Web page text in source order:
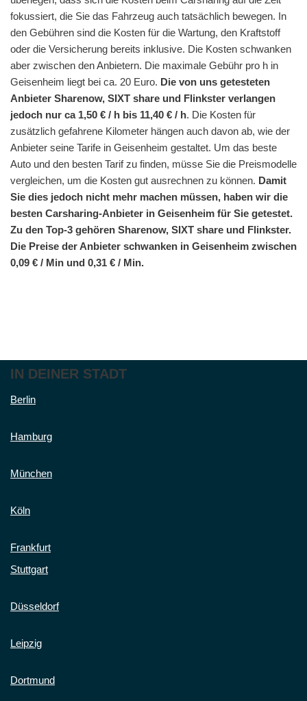
fokussiert, die Sie das Fahrzeug auch tatsächlich bewegen. In
den Gebühren sind die Kosten für die Wartung, den Kraftstoff
oder die Versicherung bereits inklusive. Die Kosten schwanken
aber zwischen den Anbietern. Die maximale Gebühr pro h in
Geisenheim liegt bei ca. 20 Euro. Die von uns getesteten
Anbieter Sharenow, SIXT share und Flinkster verlangen
jedoch nur ca 1,50 € / h bis 11,40 € / h. Die Kosten für
zusätzlich gefahrene Kilometer hängen auch davon ab, wie der
Anbieter seine Tarife in Geisenheim gestaltet. Um das beste
Auto und den besten Tarif zu finden, müsse Sie die Preismodelle
vergleichen, um die Kosten gut ausrechnen zu können. Damit
Sie dies jedoch nicht mehr machen müssen, haben wir die
besten Carsharing-Anbieter in Geisenheim für Sie getestet.
Zu den Top-3 gehören Sharenow, SIXT share und Flinkster.
Die Preise der Anbieter schwanken in Geisenheim zwischen
0,09 € / Min und 0,31 € / Min.
IN DEINER STADT
Berlin
Hamburg
München
Köln
Frankfurt
Stuttgart
Düsseldorf
Leipzig
Dortmund